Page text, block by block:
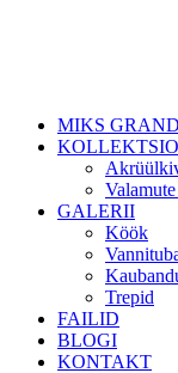
MIKS
GALERII
Köök
Trepid
FAILID
BLOGI
KONTAKT